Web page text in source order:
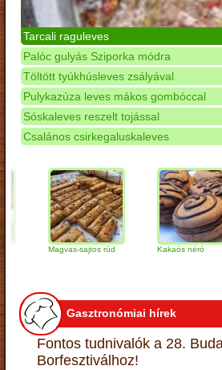
Tarcali raguleves
Palóc gulyás Sziporka módra
Töltött tyúkhúsleves zsályával
Pulykazúza leves mákos gombóccal
Sóskaleves reszelt tojással
Csalános csirkegaluskaleves
Magvas-sajtos rúd Kakaós néró
Gasztronómiai hírek
Fontos tudnivalók a 28.
Borfesztiválhoz!